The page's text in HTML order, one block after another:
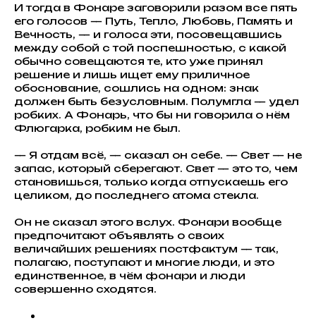
И тогда в Фонаре заговорили разом все пять
его голосов — Путь, Тепло, Любовь, Память и
Вечность, — и голоса эти, посовещавшись
между собой с той поспешностью, с какой
обычно совещаются те, кто уже принял
решение и лишь ищет ему приличное
обоснование, сошлись на одном: знак
должен быть безусловным. Полумгла — удел
робких. А Фонарь, что бы ни говорила о нём
Флюгарка, робким не был.
— Я отдам всё, — сказал он себе. — Свет — не
запас, который сберегают. Свет — это то, чем
становишься, только когда отпускаешь его
целиком, до последнего атома стекла.
Он не сказал этого вслух. Фонари вообще
предпочитают объявлять о своих
величайших решениях постфактум — так,
полагаю, поступают и многие люди, и это
единственное, в чём фонари и люди
совершенно сходятся.